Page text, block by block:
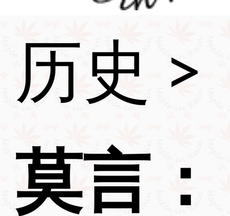
历史 >
莫言：